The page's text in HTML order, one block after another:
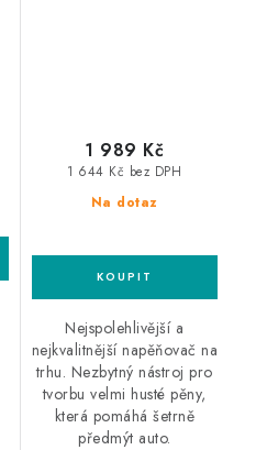
Na dotaz
1 644 Kč bez DPH
1 989 Kč
Nejspolehlivější a
nejkvalitnější napěňovač na
trhu. Nezbytný nástroj pro
tvorbu velmi husté pěny,
která pomáhá šetrně
předmýt auto.